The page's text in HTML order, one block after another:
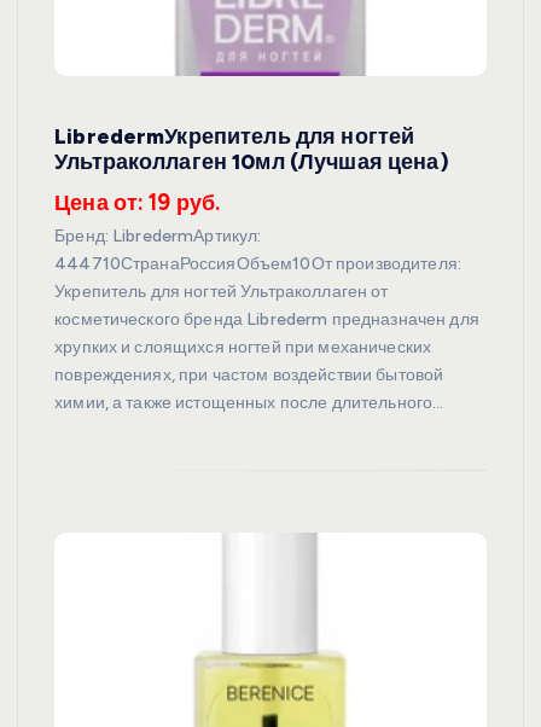
LibredermУкрепитель для ногтей
Ультраколлаген 10мл (Лучшая цена)
Цена от: 19 руб.
Бренд: LibredermАртикул:
444710СтранаРоссияОбъем10От производителя:
Укрепитель для ногтей Ультраколлаген от
косметического бренда Librederm предназначен для
хрупких и слоящихся ногтей при механических
повреждениях, при частом воздействии бытовой
химии, а также истощенных после длительного…